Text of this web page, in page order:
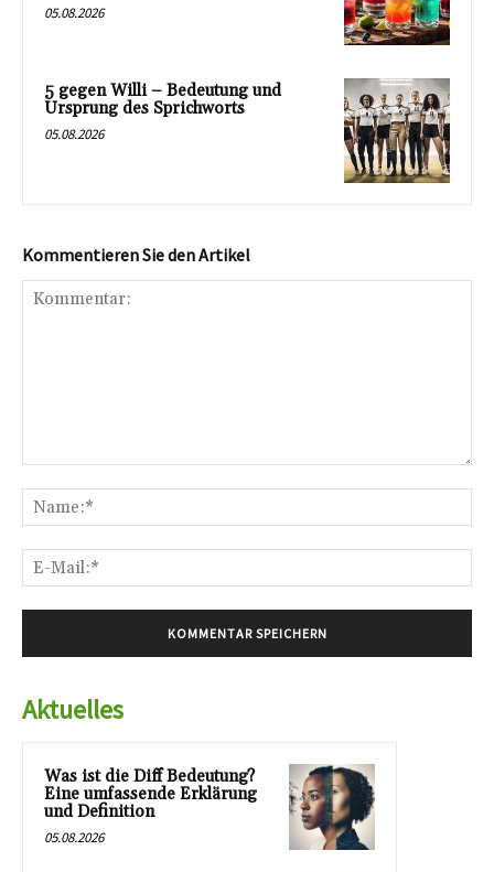
05.08.2026
5 gegen Willi – Bedeutung und
Ursprung des Sprichworts
05.08.2026
Kommentieren Sie den Artikel
Aktuelles
Was ist die Diff Bedeutung?
Eine umfassende Erklärung
und Definition
05.08.2026